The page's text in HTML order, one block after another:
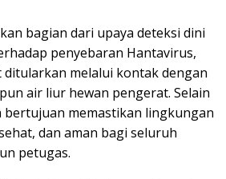
bagian dari upaya deteksi dini
penyebaran Hantavirus,
ditularkan melalui kontak dengan
air liur hewan pengerat. Selain
bertujuan memastikan lingkungan
dan aman bagi seluruh
petugas.